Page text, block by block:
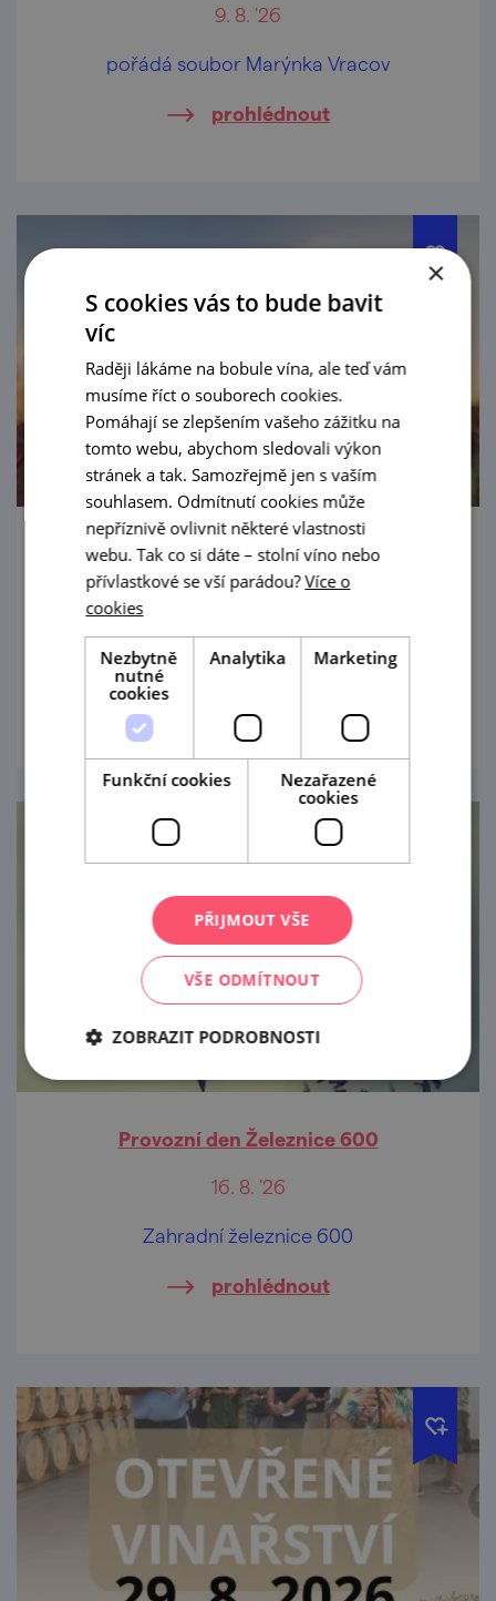
9. 8. '26
pořádá soubor Marýnka Vracov
prohlédnout
Víno, špric a gril
8. 8. '26
výborná vína Vinařství Šebesta
Provozní den Železnice 600
16. 8. '26
Zahradní železnice 600
prohlédnout
×
S cookies vás to bude bavit
víc
Raději lákáme na bobule vína, ale teď vám
musíme říct o souborech cookies.
Pomáhají se zlepšením vašeho zážitku na
tomto webu, abychom sledovali výkon
stránek a tak. Samozřejmě jen s vaším
souhlasem. Odmítnutí cookies může
nepříznivě ovlivnit některé vlastnosti
webu. Tak co si dáte – stolní víno nebo
přívlastkové se vší parádou?Více o
cookies
Nezbytně
nutné
cookies
Analytika Marketing
Funkční cookies
Nezařazené
cookies
PŘIJMOUT VŠE
VŠE ODMÍTNOUT
ZOBRAZIT PODROBNOSTI